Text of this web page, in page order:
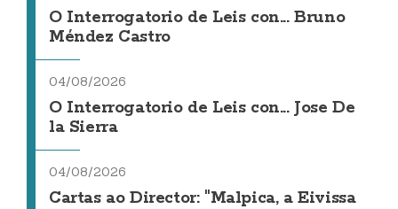
O Interrogatorio de Leis con... Bruno
Méndez Castro
04/08/2026
O Interrogatorio de Leis con... Jose De
la Sierra
04/08/2026
Cartas ao Director: "Malpica, a Eivissa